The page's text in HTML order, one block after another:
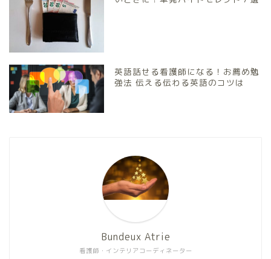
英語話せる看護師になる！お薦め勉
強法 伝える伝わる英語のコツは
看護師・インテリアコーディネーター
Bundeux Atrie